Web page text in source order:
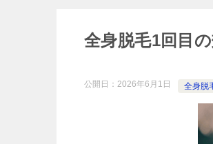
全身脱毛1回目
公開日： 2026年6月1日 全身脱